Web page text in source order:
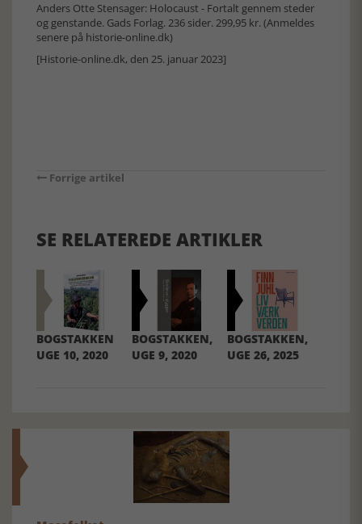
Anders Otte Stensager: Holocaust - Fortalt gennem steder
og genstande. Gads Forlag. 236 sider. 299,95 kr. (Anmeldes
senere på historie-online.dk)
[Historie-online.dk, den 25. januar 2023]
Forrige artikel
SE RELATEREDE ARTIKLER
BOGSTAKKEN
UGE 10, 2020
BOGSTAKKEN,
UGE 9, 2020
BOGSTAKKEN,
UGE 26, 2025